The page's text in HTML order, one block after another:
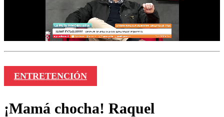
ENTRETENCIÓN
¡Mamá chocha! Raquel